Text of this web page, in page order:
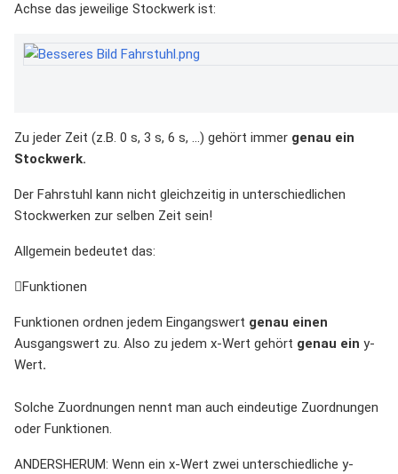
Achse das jeweilige Stockwerk ist:
Zu jeder Zeit (z.B. 0 s, 3 s, 6 s, ...) gehört immer genau ein
Stockwerk.
Der Fahrstuhl kann nicht gleichzeitig in unterschiedlichen
Stockwerken zur selben Zeit sein!
Allgemein bedeutet das:
Funktionen
Funktionen ordnen jedem Eingangswert genau einen
Ausgangswert zu. Also zu jedem x-Wert gehört genau ein y-
Wert.
Solche Zuordnungen nennt man auch eindeutige Zuordnungen
oder Funktionen.
ANDERSHERUM: Wenn ein x-Wert zwei unterschiedliche y-